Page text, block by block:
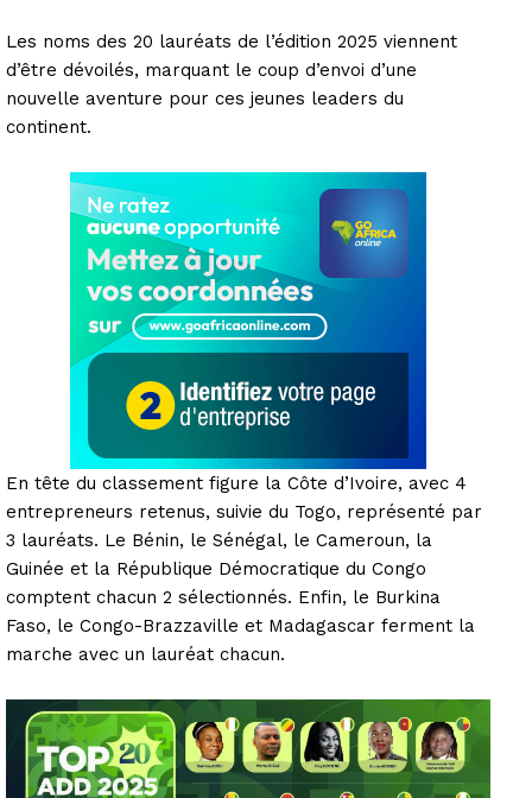
Les noms des 20 lauréats de l’édition 2025 viennent
d’être dévoilés, marquant le coup d’envoi d’une
nouvelle aventure pour ces jeunes leaders du
continent.
En tête du classement figure la Côte d’Ivoire, avec 4
entrepreneurs retenus, suivie du Togo, représenté par
3 lauréats. Le Bénin, le Sénégal, le Cameroun, la
Guinée et la République Démocratique du Congo
comptent chacun 2 sélectionnés. Enfin, le Burkina
Faso, le Congo-Brazzaville et Madagascar ferment la
marche avec un lauréat chacun.